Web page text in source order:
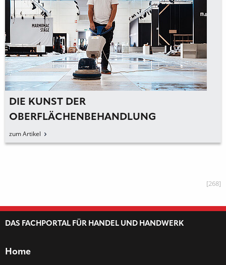
DIE KUNST DER
OBERFLÄCHENBEHANDLUNG
zum Artikel
[268]
DAS FACHPORTAL FÜR HANDEL UND HANDWERK
Home